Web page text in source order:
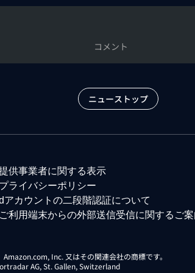
コメント
ニューストップ
供事業者に関する表示
プライバシーポリシー
アカウントの二段階認証について
ご利用端末からの外部送信受信に関するご案
Inc. 又はその関連会社の商標です。
AG, St. Gallen, Switzerland